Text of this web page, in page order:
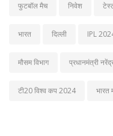
फुटबॉल मैच निवेश
भारत दिल्ली IPL
मौसम विभाग प्रधानमंत्री
टी20 विश्व कप 2024 भारत